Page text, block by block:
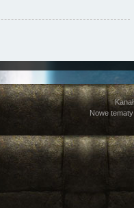
Kanał
Nowe tematy